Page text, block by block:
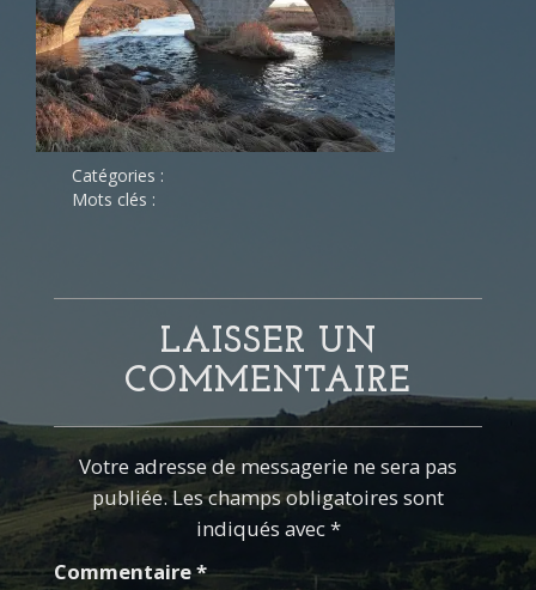
Catégories :
Mots clés :
LAISSER UN
COMMENTAIRE
Votre adresse de messagerie ne sera pas
publiée. Les champs obligatoires sont
indiqués avec *
Commentaire*